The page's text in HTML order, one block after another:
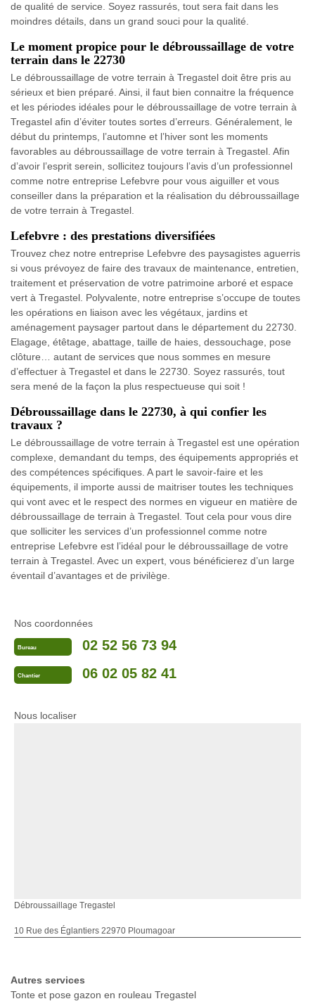
de qualité de service. Soyez rassurés, tout sera fait dans les
moindres détails, dans un grand souci pour la qualité.
Le moment propice pour le débroussaillage de votre
terrain dans le 22730
Le débroussaillage de votre terrain à Tregastel doit être pris au
sérieux et bien préparé. Ainsi, il faut bien connaitre la fréquence
et les périodes idéales pour le débroussaillage de votre terrain à
Tregastel afin d’éviter toutes sortes d’erreurs. Généralement, le
début du printemps, l’automne et l’hiver sont les moments
favorables au débroussaillage de votre terrain à Tregastel. Afin
d’avoir l’esprit serein, sollicitez toujours l’avis d’un professionnel
comme notre entreprise Lefebvre pour vous aiguiller et vous
conseiller dans la préparation et la réalisation du débroussaillage
de votre terrain à Tregastel.
Lefebvre : des prestations diversifiées
Trouvez chez notre entreprise Lefebvre des paysagistes aguerris
si vous prévoyez de faire des travaux de maintenance, entretien,
traitement et préservation de votre patrimoine arboré et espace
vert à Tregastel. Polyvalente, notre entreprise s’occupe de toutes
les opérations en liaison avec les végétaux, jardins et
aménagement paysager partout dans le département du 22730.
Elagage, étêtage, abattage, taille de haies, dessouchage, pose
clôture… autant de services que nous sommes en mesure
d’effectuer à Tregastel et dans le 22730. Soyez rassurés, tout
sera mené de la façon la plus respectueuse qui soit !
Débroussaillage dans le 22730, à qui confier les
travaux ?
Le débroussaillage de votre terrain à Tregastel est une opération
complexe, demandant du temps, des équipements appropriés et
des compétences spécifiques. A part le savoir-faire et les
équipements, il importe aussi de maitriser toutes les techniques
qui vont avec et le respect des normes en vigueur en matière de
débroussaillage de terrain à Tregastel. Tout cela pour vous dire
que solliciter les services d’un professionnel comme notre
entreprise Lefebvre est l’idéal pour le débroussaillage de votre
terrain à Tregastel. Avec un expert, vous bénéficierez d’un large
éventail d’avantages et de privilège.
Nos coordonnées
Bureau 02 52 56 73 94
Chantier 06 02 05 82 41
Nous localiser
Débroussaillage Tregastel
10 Rue des Églantiers 22970 Ploumagoar
Autres services
Tonte et pose gazon en rouleau Tregastel